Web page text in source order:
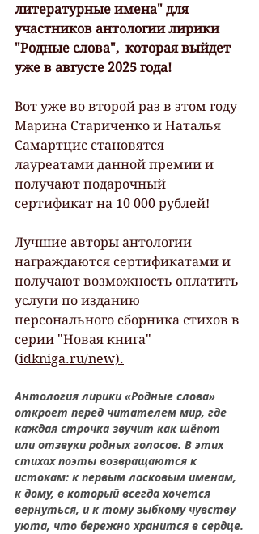
литературные имена" для
участников антологии лирики
"Родные слова", которая выйдет
уже в августе 2025 года!
Вот уже во второй раз в этом году
Марина Стариченко и Наталья
Самартцис становятся
лауреатами данной премии и
получают подарочный
сертификат на 10 000 рублей!
Лучшие авторы антологии
награждаются сертификатами и
получают возможность оплатить
услуги по изданию
персонального сборника стихов в
серии "Новая книга"
(idkniga.ru/new).
Антология лирики «Родные слова»
откроет перед читателем мир, где
каждая строчка звучит как шёпот
или отзвуки родных голосов. В этих
стихах поэты возвращаются к
истокам: к первым ласковым именам,
к дому, в который всегда хочется
вернуться, и к тому зыбкому чувству
уюта, что бережно хранится в сердце.